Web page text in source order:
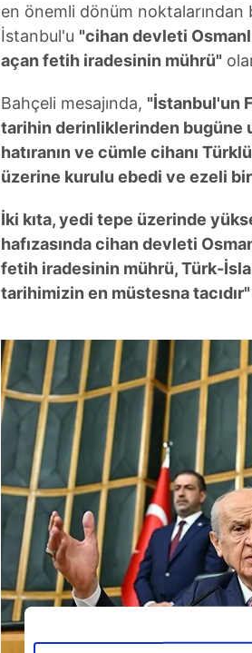
en önemli dönüm noktalarından
İstanbul'u "cihan devleti
açan fetih iradesinin mührü"
Bahçeli mesajında, "İstanbul'un
tarihin derinliklerinden bugüne
hatıranın ve cümle cihanı
üzerine kurulu ebedi ve ezeli
İki kıta, yedi tepe üzerinde
hafızasında cihan devleti
fetih iradesinin mührü, Türk-
tarihimizin en müstesna tacıdır"